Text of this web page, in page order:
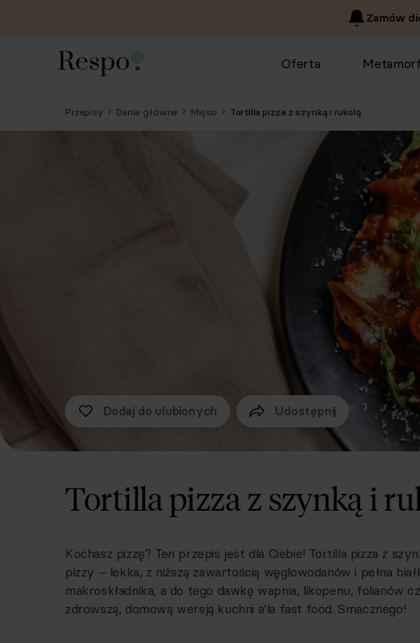
Zamów
Oferta
Przepisy Dania główne Mięso Tortilla pizza z szynką i rukolą
Dodaj do ulubionych Udostępnij
Tortilla pizza z szynką i
Kochasz pizzę? Ten przepis jest dla Ciebie! Tortilla pizza z
pizzy – lekka, z niższą zawartością węglowodanów i pełna
makroskładnika, a do tego dawkę wapnia, likopenu, folianów
zdrowszą, domową wersją kuchni a’la fast food. Smacznego!